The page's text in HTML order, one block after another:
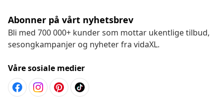
Abonner på vårt nyhetsbrev
Bli med 700 000+ kunder som mottar ukentlige tilbud,
sesongkampanjer og nyheter fra vidaXL.
Våre sosiale medier